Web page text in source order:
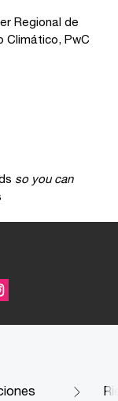
Regional de
Climático, PwC
so you can